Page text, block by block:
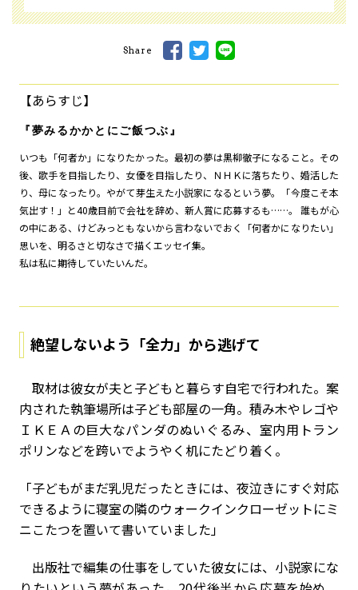
Share
【あらすじ】
『夢みるかかとにご飯つぶ』
いつも「何者か」になりたかった――。最初の夢は黒柳徹子になること。その
後、歌手を目指したり、女優を目指したり、ＮＨＫに落ちたり、婚活した
り、母になったり。やがて芽生えた小説家になるという夢。「今度こそ本
気出す！」と40歳目前で会社を辞め、新人賞に応募するも……。 誰もが心
の中にある、けどみっともないから言わないでおく「何者かになりたい」
思いを、明るさと切なさで描くエッセイ集。
――私は私に期待していたいんだ。
絶望しないよう「全力」から逃げて
取材は彼女が夫と子どもと暮らす自宅で行われた。案
内された執筆場所は子ども部屋の一角。積み木やレゴや
ＩＫＥＡの巨大なパンダのぬいぐるみ、室内用トラン
ポリンなどを跨いでようやく机にたどり着く。
「子どもがまだ乳児だったときには、夜泣きにすぐ対応
できるように寝室の隣のウォークインクローゼットにミ
ニこたつを置いて書いていました」
出版社で編集の仕事をしていた彼女には、小説家にな